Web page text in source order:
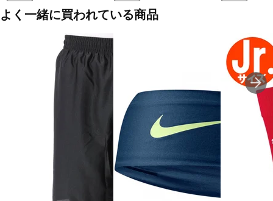
よく一緒に買われている商品